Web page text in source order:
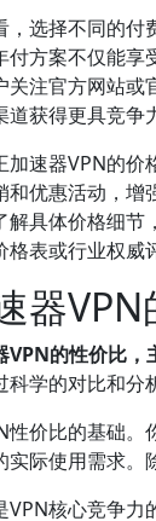
，选择不同的
付方案不仅能
关注官方网站或
获得更具竞争
加速器VPN的价
和优惠活动，增
解具体价格细节
表或行业权威
器
VPN的性价比，
科学的对比和分
性价比的基础。
实际使用需求。
VPN核心竞争